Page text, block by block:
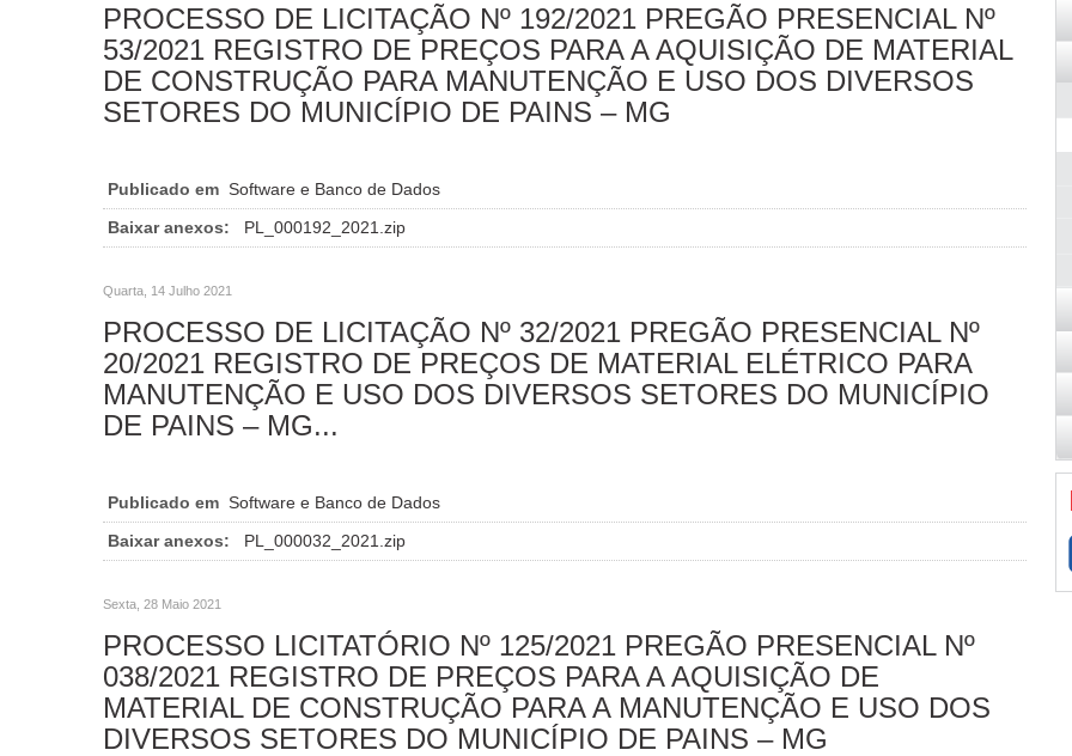
PROCESSO DE LICITAÇÃO Nº 192/2021 PREGÃO PRESENCIAL Nº
53/2021 REGISTRO DE PREÇOS PARA A AQUISIÇÃO DE MATERIAL
DE CONSTRUÇÃO PARA MANUTENÇÃO E USO DOS DIVERSOS
SETORES DO MUNICÍPIO DE PAINS – MG
Publicado em Software e Banco de Dados
Baixar anexos:
PL_000192_2021.zip
Quarta, 14 Julho 2021
PROCESSO DE LICITAÇÃO Nº 32/2021 PREGÃO PRESENCIAL Nº
20/2021 REGISTRO DE PREÇOS DE MATERIAL ELÉTRICO PARA
MANUTENÇÃO E USO DOS DIVERSOS SETORES DO MUNICÍPIO
DE PAINS – MG...
Publicado em Software e Banco de Dados
Baixar anexos:
PL_000032_2021.zip
Sexta, 28 Maio 2021
PROCESSO LICITATÓRIO Nº 125/2021 PREGÃO PRESENCIAL Nº
038/2021 REGISTRO DE PREÇOS PARA A AQUISIÇÃO DE
MATERIAL DE CONSTRUÇÃO PARA A MANUTENÇÃO E USO DOS
DIVERSOS SETORES DO MUNICÍPIO DE PAINS – MG